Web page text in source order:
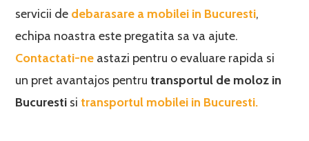
servicii de debarasare a mobilei in Bucuresti,
echipa noastra este pregatita sa va ajute.
Contactati-ne astazi pentru o evaluare rapida si
un pret avantajos pentrutransportul de moloz in
Bucuresti sitransportul mobilei in Bucuresti.